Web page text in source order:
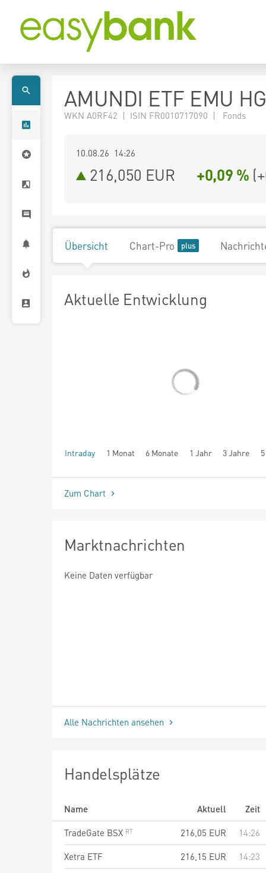
AMUNDI ETF EMU
WKN A0RF42 | ISIN FR0010717090 | Fonds
10.08.26 14:26
216,050 EUR +0,09 % (
Übersicht Chart-Pro
Aktuelle Entwicklung
Intraday 1 Monat 6 Monate 1 Jahr 3 Jahre
seit Beginn
Zum Chart
Marktnachrichten
Keine Daten verfügbar
Alle Nachrichten ansehen
Handelsplätze
Name Aktuell
Zeit
TradeGate BSX
216,05 EUR
14:26
Xetra ETF
216,15 EUR
14:23